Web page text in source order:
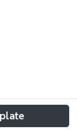
conçue pour
75 nœuds